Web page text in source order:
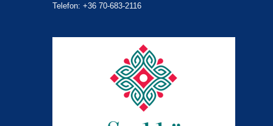
Telefon: +36 70-683-2116